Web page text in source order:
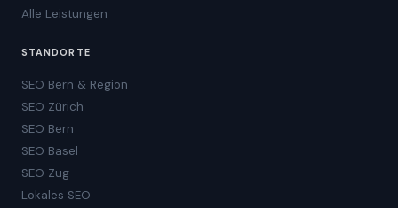
Alle Leistungen
STANDORTE
SEO Bern & Region
SEO Zürich
SEO Bern
SEO Basel
SEO Zug
Lokales SEO